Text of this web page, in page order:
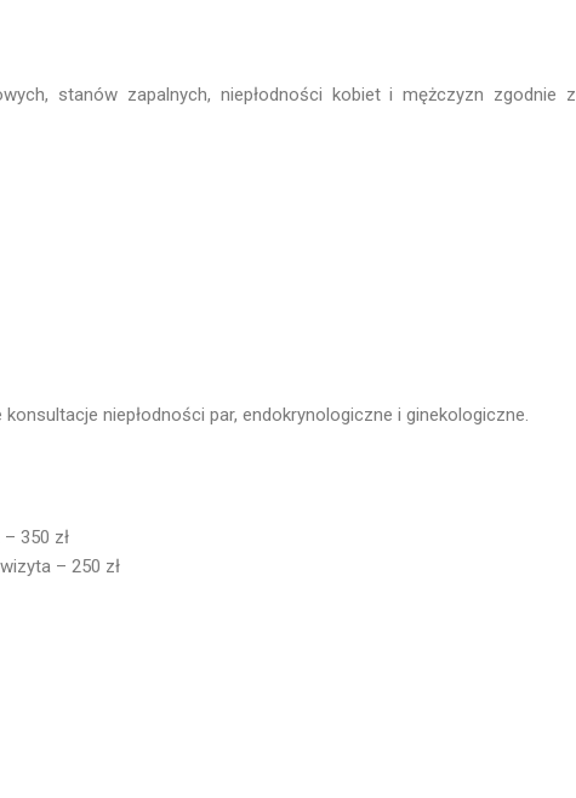
stanów zapalnych, niepłodności kobiet i mężczyzn zgodnie z
niepłodności par, endokrynologiczne i ginekologiczne.
350 zł
– 250 zł